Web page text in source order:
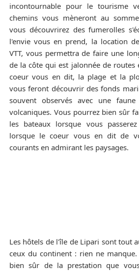
incontournable pour le tourisme
chemins vous mèneront au
vous découvrirez des fumerolles
l'envie vous en prend, la location
VTT, vous permettra de faire une
de la côte qui est jalonnée de routes
coeur vous en dit, la plage et la
vous feront découvrir des fonds
souvent observés avec une
volcaniques. Vous pourrez bien sûr
les bateaux lorsque vous
lorsque le coeur vous en dit de
courants en admirant les paysages.
Les hôtels de l'île de Lipari sont tout
ceux du continent : rien ne manque.
bien sûr de la prestation que